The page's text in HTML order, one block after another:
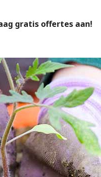
gratis offertes aan!